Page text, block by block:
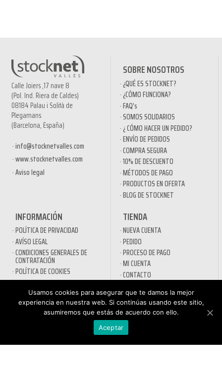
Calle Joiers ,17 nave 8
(Pol. Ind. Riera de Caldes)
08184 Palau i Solità de
Plegamans
(Barcelona, España)
info@stocknetvalles.com
www.stocknetvalles.com
Aviso legal
SOBRE NOSOTROS
¿QUÉ ES STOCKNET?
¿CÓMO FUNCIONA?
FAQ’s
SOMOS SOLIDARIOS
¿ CÓMO HACER UN PEDIDO?
ENVÍO DE PEDIDOS
COMPRA SEGURA
10% DE DESCUENTO
MÉTODOS DE PAGO
PRODUCTOS EN OFERTA
BLOG DE STOCKNET
INFORMACIÓN
POLÍTICA DE PRIVACIDAD
AVÍSO LEGAL
CONDICIONES GENERALES DE
CONTRATACIÓN
POLÍTICA DE COOKIES
TIENDA
NUEVA CUENTA
PEDIDO
PROCESO DE PAGO
MI CUENTA
CONTACTO
SECTORES
DESINFECTANTES COVID-19
NÁUTICA
900 897 890
Usamos cookies para asegurar que te damos la mejor
experiencia en nuestra web. Si continúas usando este sitio,
asumiremos que estás de acuerdo con ello.
Aceptar